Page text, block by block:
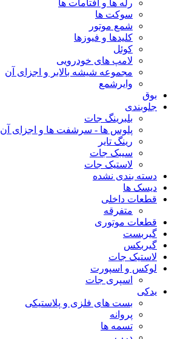
رله ها و آفتامات ها
سوکت ها
شمع موتور
کلیدها و فیوزها
کوئل
لامپ های خودرویی
مجموعه شیشه بالابر و اجزای آن
وایرشمع
بوق
جلوبندی
بلبرینگ جات
پلوس ها - سرشفت ها و اجزای آن
رینگ تایر
سیبک جات
لاستیک جات
دسته بندی نشده
دیسک ها
قطعات داخلی
متفرقه
قطعات موتوری
گیربست
گیربکس
لاستیک جات
لوکس و اسپورت
اسپری جات
یدکی
بست های فلزی و پلاستیکی
پروانه
تسمه ها